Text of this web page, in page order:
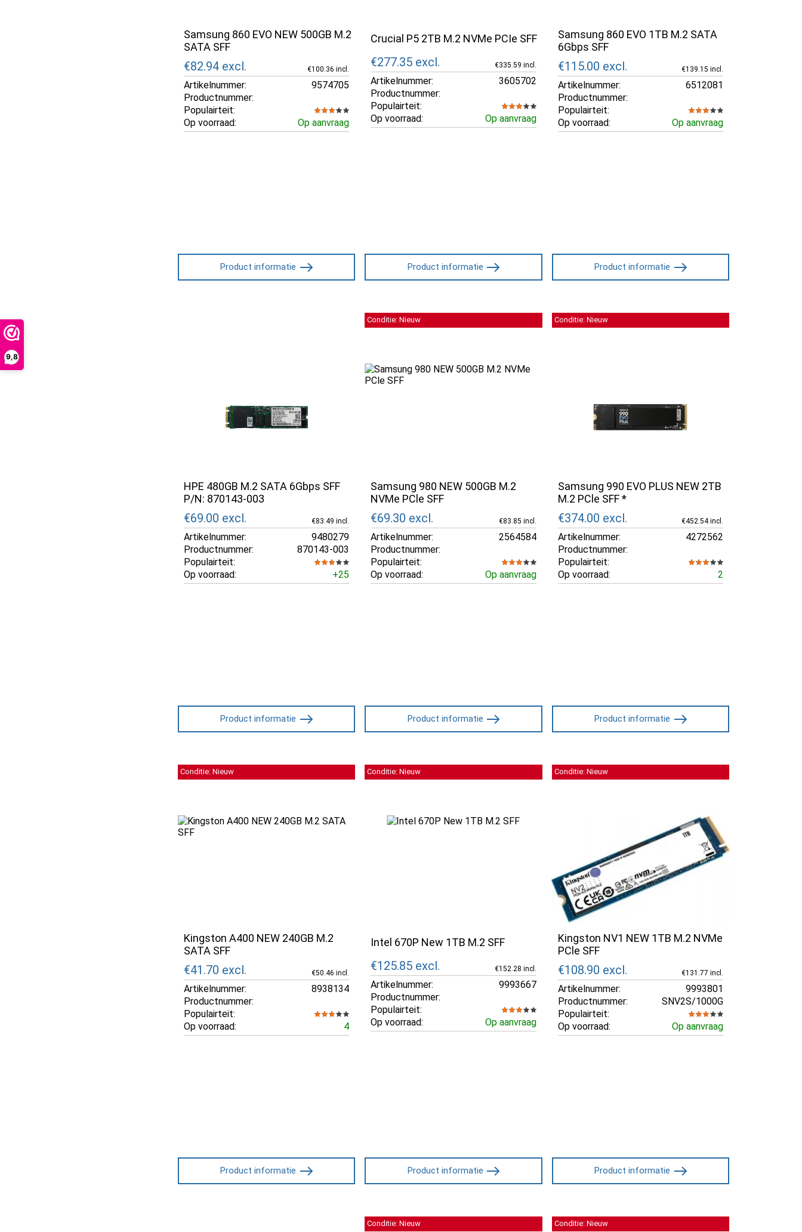
9,8
Samsung 860 EVO NEW 500GB M.2
SATA SFF
€82.94 excl. €100.36 incl.
Artikelnummer:
9574705
Productnummer:
Populairteit:
Op voorraad:
Op aanvraag
Product informatie
Crucial P5 2TB M.2 NVMe PCIe SFF
€277.35 excl. €335.59 incl.
Artikelnummer:
3605702
Productnummer:
Populairteit:
Op voorraad:
Op aanvraag
Product informatie
Samsung 860 EVO 1TB M.2 SATA
6Gbps SFF
€115.00 excl. €139.15 incl.
Artikelnummer:
6512081
Productnummer:
Populairteit:
Op voorraad:
Op aanvraag
Product informatie
HPE 480GB M.2 SATA 6Gbps SFF
P/N: 870143-003
€69.00 excl. €83.49 incl.
Artikelnummer:
9480279
Productnummer:
870143-003
Populairteit:
Op voorraad:
+25
Product informatie
Samsung 980 NEW 500GB M.2
NVMe PCle SFF
€69.30 excl. €83.85 incl.
Artikelnummer:
2564584
Productnummer:
Populairteit:
Op voorraad:
Op aanvraag
Conditie: Nieuw
Product informatie
Samsung 990 EVO PLUS NEW 2TB
M.2 PCle SFF *
€374.00 excl. €452.54 incl.
Artikelnummer:
4272562
Productnummer:
Populairteit:
Op voorraad:
2
Conditie: Nieuw
Product informatie
Kingston A400 NEW 240GB M.2
SATA SFF
€41.70 excl. €50.46 incl.
Artikelnummer:
8938134
Productnummer:
Populairteit:
Op voorraad:
4
Conditie: Nieuw
Product informatie
Intel 670P New 1TB M.2 SFF
€125.85 excl. €152.28 incl.
Artikelnummer:
9993667
Productnummer:
Populairteit:
Op voorraad:
Op aanvraag
Conditie: Nieuw
Product informatie
Kingston NV1 NEW 1TB M.2 NVMe
PCle SFF
€108.90 excl. €131.77 incl.
Artikelnummer:
9993801
Productnummer:
SNV2S/1000G
Populairteit:
Op voorraad:
Op aanvraag
Conditie: Nieuw
Product informatie
Conditie: Nieuw Conditie: Nieuw